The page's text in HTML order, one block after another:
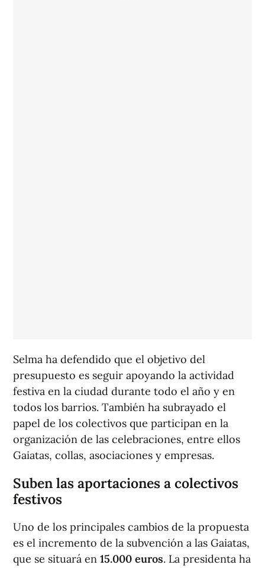
Selma ha defendido que el objetivo del
presupuesto es seguir apoyando la actividad
festiva en la ciudad durante todo el año y en
todos los barrios. También ha subrayado el
papel de los colectivos que participan en la
organización de las celebraciones, entre ellos
Gaiatas, collas, asociaciones y empresas.
Suben las aportaciones a colectivos
festivos
Uno de los principales cambios de la propuesta
es el incremento de la subvención a las Gaiatas,
que se situará en 15.000 euros. La presidenta ha